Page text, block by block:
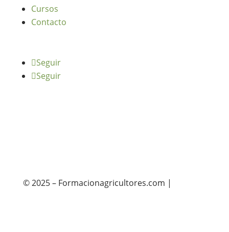
Cursos
Contacto
Seguir
Seguir
© 2025 – Formacionagricultores.com |